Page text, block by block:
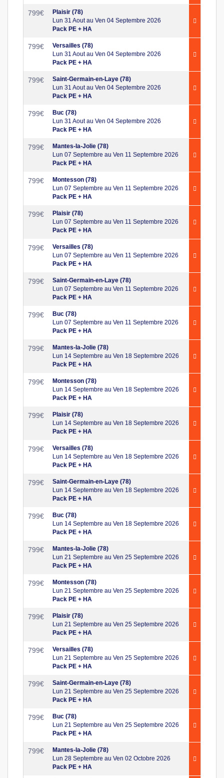
799€
Plaisir (78)
Lun 31 Aout au Ven 04 Septembre 2026
Pack PE + HA
799€
Versailles (78)
Lun 31 Aout au Ven 04 Septembre 2026
Pack PE + HA
799€
Saint-Germain-en-Laye (78)
Lun 31 Aout au Ven 04 Septembre 2026
Pack PE + HA
799€
Buc (78)
Lun 31 Aout au Ven 04 Septembre 2026
Pack PE + HA
799€
Mantes-la-Jolie (78)
Lun 07 Septembre au Ven 11 Septembre 2026
Pack PE + HA
799€
Montesson (78)
Lun 07 Septembre au Ven 11 Septembre 2026
Pack PE + HA
799€
Plaisir (78)
Lun 07 Septembre au Ven 11 Septembre 2026
Pack PE + HA
799€
Versailles (78)
Lun 07 Septembre au Ven 11 Septembre 2026
Pack PE + HA
799€
Saint-Germain-en-Laye (78)
Lun 07 Septembre au Ven 11 Septembre 2026
Pack PE + HA
799€
Buc (78)
Lun 07 Septembre au Ven 11 Septembre 2026
Pack PE + HA
799€
Mantes-la-Jolie (78)
Lun 14 Septembre au Ven 18 Septembre 2026
Pack PE + HA
799€
Montesson (78)
Lun 14 Septembre au Ven 18 Septembre 2026
Pack PE + HA
799€
Plaisir (78)
Lun 14 Septembre au Ven 18 Septembre 2026
Pack PE + HA
799€
Versailles (78)
Lun 14 Septembre au Ven 18 Septembre 2026
Pack PE + HA
799€
Saint-Germain-en-Laye (78)
Lun 14 Septembre au Ven 18 Septembre 2026
Pack PE + HA
799€
Buc (78)
Lun 14 Septembre au Ven 18 Septembre 2026
Pack PE + HA
799€
Mantes-la-Jolie (78)
Lun 21 Septembre au Ven 25 Septembre 2026
Pack PE + HA
799€
Montesson (78)
Lun 21 Septembre au Ven 25 Septembre 2026
Pack PE + HA
799€
Plaisir (78)
Lun 21 Septembre au Ven 25 Septembre 2026
Pack PE + HA
799€
Versailles (78)
Lun 21 Septembre au Ven 25 Septembre 2026
Pack PE + HA
799€
Saint-Germain-en-Laye (78)
Lun 21 Septembre au Ven 25 Septembre 2026
Pack PE + HA
799€
Buc (78)
Lun 21 Septembre au Ven 25 Septembre 2026
Pack PE + HA
799€
Mantes-la-Jolie (78)
Lun 28 Septembre au Ven 02 Octobre 2026
Pack PE + HA